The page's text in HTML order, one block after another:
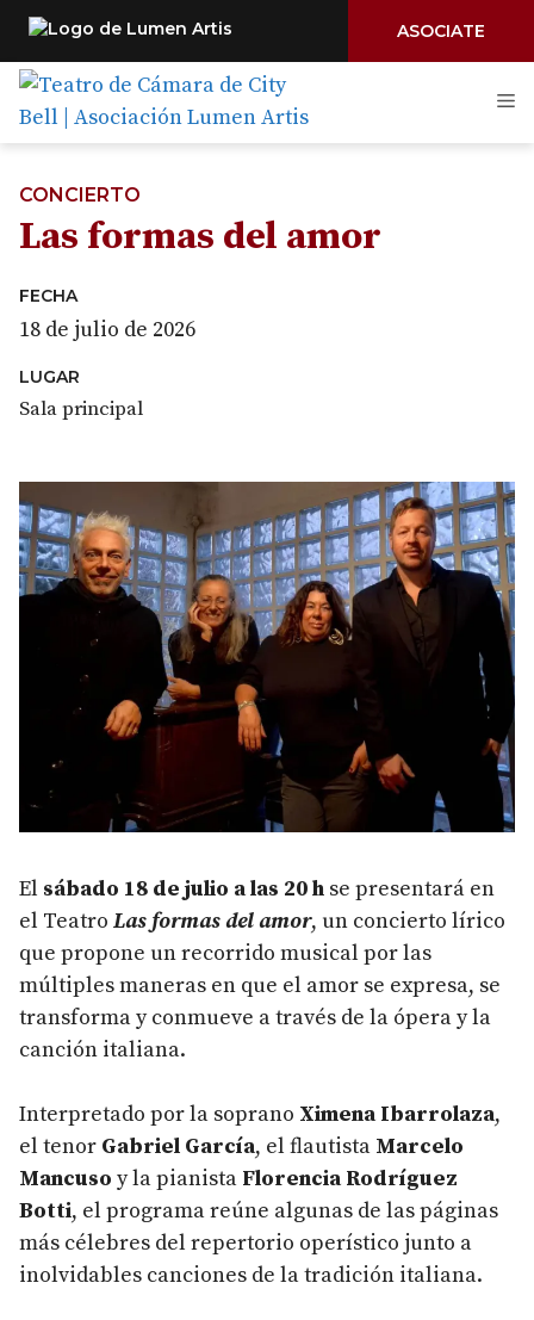
ASOCIATE
Saltar
contenido
CONCIERTO
Las formas del amor
El sábado 18 de julio a las 20 h se presentará en
el Teatro Las formas del amor, un concierto lírico
que propone un recorrido musical por las
múltiples maneras en que el amor se expresa, se
transforma y conmueve a través de la ópera y la
canción italiana.
Interpretado por la soprano Ximena Ibarrolaza,
el tenor Gabriel García, el flautista Marcelo
Mancuso y la pianista Florencia Rodríguez
Botti, el programa reúne algunas de las páginas
más célebres del repertorio operístico junto a
inolvidables canciones de la tradición italiana.
FECHA
18 de julio de 2026
LUGAR
Sala principal